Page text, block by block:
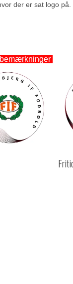
der er sat logo på.